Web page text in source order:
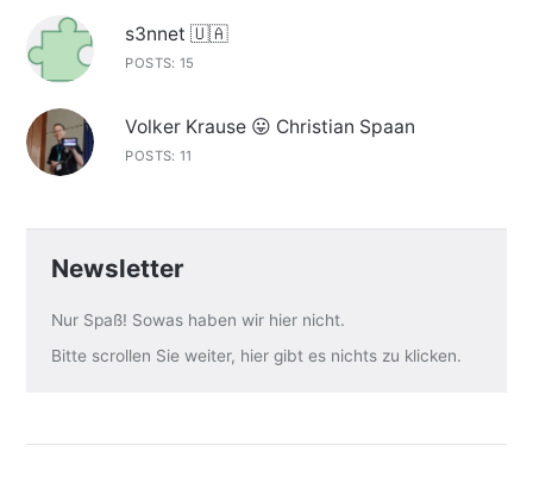
s3nnet 🇺🇦
POSTS: 15
Volker Krause 😛 Christian Spaan
POSTS: 11
Newsletter
Nur Spaß! Sowas haben wir hier nicht.
Bitte scrollen Sie weiter, hier gibt es nichts zu klicken.